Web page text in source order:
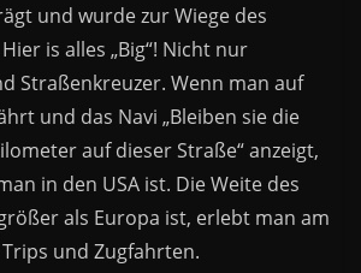
und wurde zur Wiege des
is alles „Big“! Nicht nur
Straßenkreuzer. Wenn man auf
und das Navi „Bleiben sie die
auf dieser Straße“ anzeigt,
in den USA ist. Die Weite des
als Europa ist, erlebt man am
und Zugfahrten.